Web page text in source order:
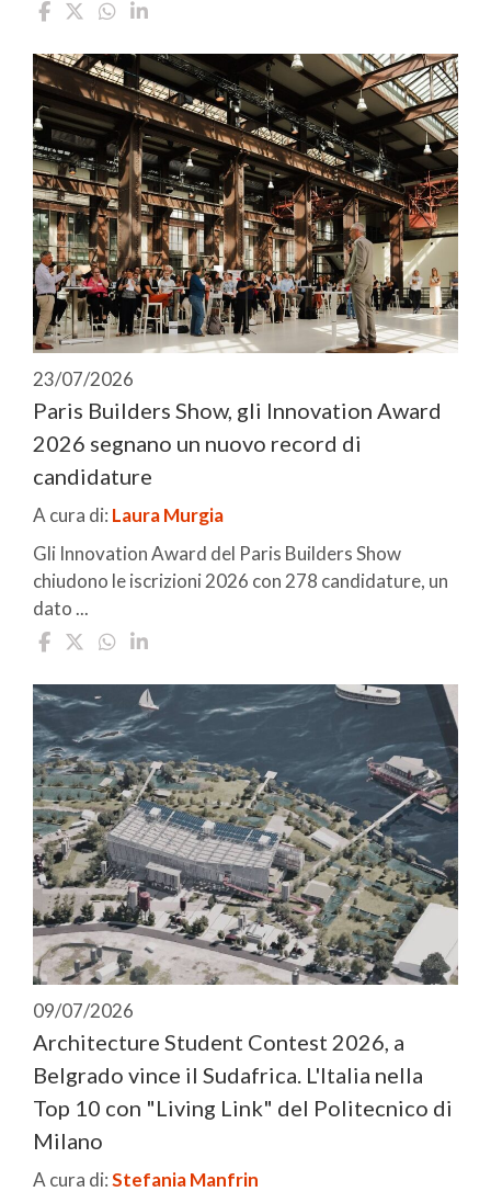
23/07/2026
Paris Builders Show, gli Innovation Award
2026 segnano un nuovo record di
candidature
A cura di: Laura Murgia
Gli Innovation Award del Paris Builders Show
chiudono le iscrizioni 2026 con 278 candidature, un
dato ...
09/07/2026
Architecture Student Contest 2026, a
Belgrado vince il Sudafrica. L'Italia nella
Top 10 con "Living Link" del Politecnico di
Milano
A cura di:Stefania Manfrin